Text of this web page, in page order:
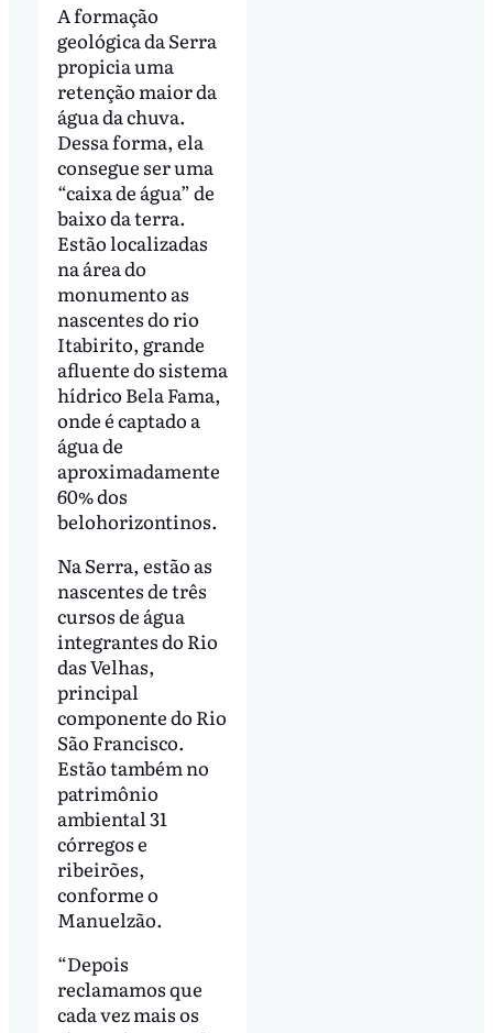
A formação
geológica da Serra
propicia uma
retenção maior da
água da chuva.
Dessa forma, ela
consegue ser uma
“caixa de água” de
baixo da terra.
Estão localizadas
na área do
monumento as
nascentes do rio
Itabirito, grande
afluente do sistema
hídrico Bela Fama,
onde é captado a
água de
aproximadamente
60% dos
belohorizontinos.
Na Serra, estão as
nascentes de três
cursos de água
integrantes do Rio
das Velhas,
principal
componente do Rio
São Francisco.
Estão também no
patrimônio
ambiental 31
córregos e
ribeirões,
conforme o
Manuelzão.
“Depois
reclamamos que
cada vez mais os